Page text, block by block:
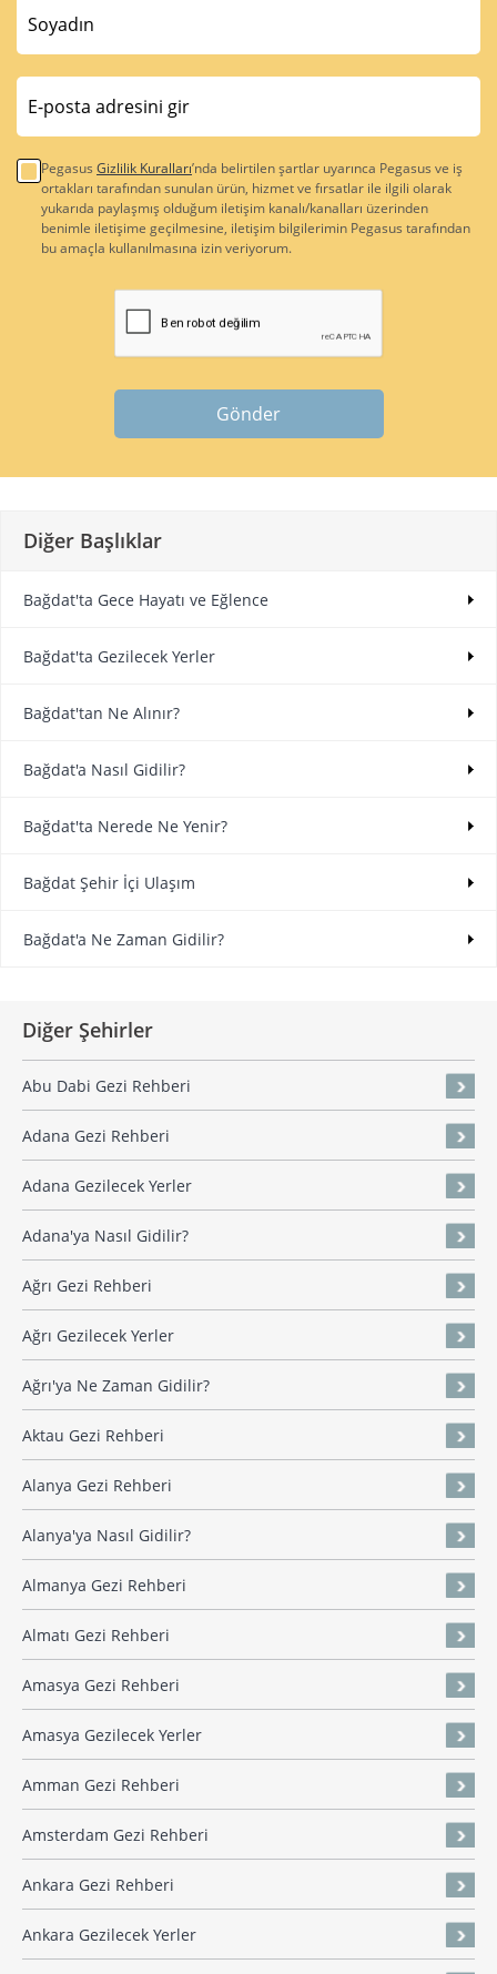
Pegasus Gizlilik Kuralları’nda belirtilen şartlar uyarınca Pegasus ve iş
ortakları tarafından sunulan ürün, hizmet ve fırsatlar ile ilgili olarak
yukarıda paylaşmış olduğum iletişim kanalı/kanalları üzerinden
benimle iletişime geçilmesine, iletişim bilgilerimin Pegasus tarafından
bu amaçla kullanılmasına izin veriyorum.
Gönder
Diğer Başlıklar
Bağdat'ta Gece Hayatı ve Eğlence
Bağdat'ta Gezilecek Yerler
Bağdat'tan Ne Alınır?
Bağdat'a Nasıl Gidilir?
Bağdat'ta Nerede Ne Yenir?
Bağdat Şehir İçi Ulaşım
Bağdat'a Ne Zaman Gidilir?
Diğer Şehirler
Abu Dabi Gezi Rehberi
Adana Gezi Rehberi
Adana Gezilecek Yerler
Adana'ya Nasıl Gidilir?
Ağrı Gezi Rehberi
Ağrı Gezilecek Yerler
Ağrı'ya Ne Zaman Gidilir?
Aktau Gezi Rehberi
Alanya Gezi Rehberi
Alanya'ya Nasıl Gidilir?
Almanya Gezi Rehberi
Almatı Gezi Rehberi
Amasya Gezi Rehberi
Amasya Gezilecek Yerler
Amman Gezi Rehberi
Amsterdam Gezi Rehberi
Ankara Gezi Rehberi
Ankara Gezilecek Yerler